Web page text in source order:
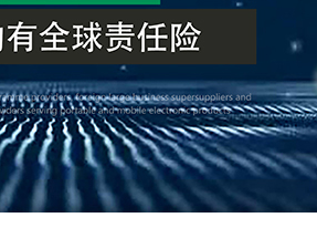
家标准的制定